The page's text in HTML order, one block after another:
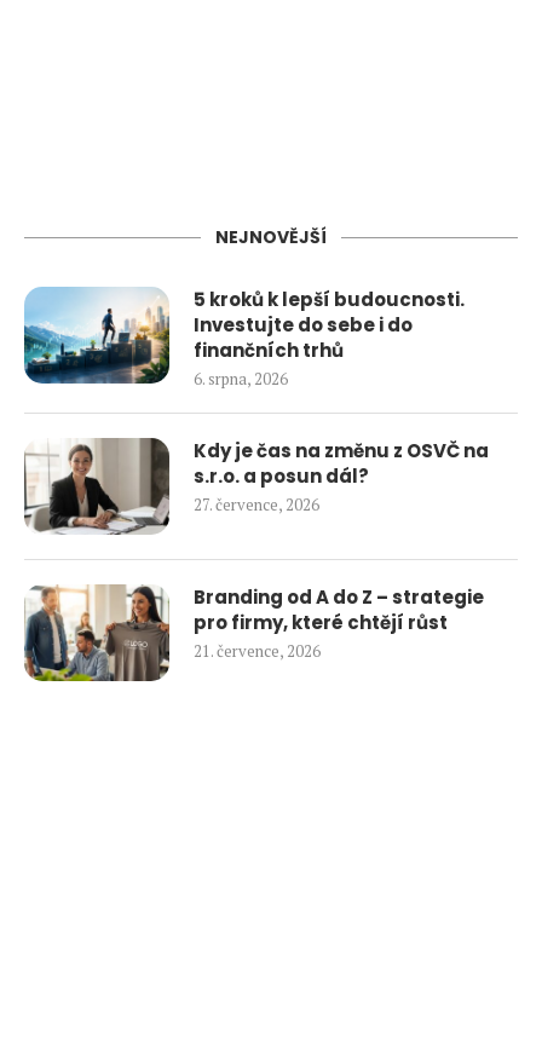
NEJNOVĚJŠÍ
5 kroků k lepší budoucnosti.
Investujte do sebe i do
finančních trhů
6. srpna, 2026
Kdy je čas na změnu z OSVČ na
s.r.o. a posun dál?
27. července, 2026
Branding od A do Z – strategie
pro firmy, které chtějí růst
21. července, 2026